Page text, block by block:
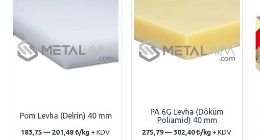
Pom Levha (Delrin) 40 mm
183,75 — 201,48 /kg + KDV
PA 6G Levha (Döküm
Poliamid) 40 mm
275,79 — 302,40 /kg + KDV